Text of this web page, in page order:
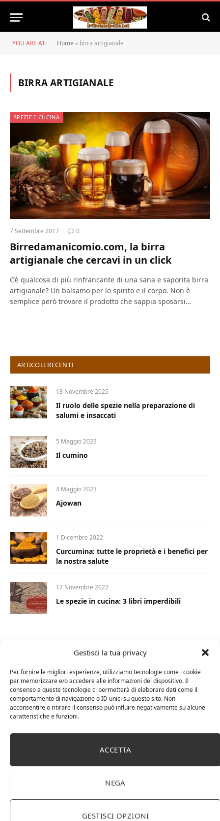
Gestisci la tua privacy
Per fornire le migliori esperienze, utilizziamo tecnologie come i cookie
per memorizzare e/o accedere alle informazioni del dispositivo. Il
consenso a queste tecnologie ci permetterà di elaborare dati come il
comportamento di navigazione o ID unici su questo sito. Non
acconsentire o ritirare il consenso può influire negativamente su alcune
caratteristiche e funzioni.
ACCETTA
NEGA
GESTISCI OPZIONI
YOU ARE AT: Home » birra artigianale
BIRRA ARTIGIANALE
SPEZIE E CUCINA
7 Settembre 2017 0
Birredamanicomio.com, la birra
artigianale che cercavi in un click
C’è qualcosa di più rinfrancante di una sana e saporita birra
artigianale? Un balsamo per lo spirito e il corpo. Non è
semplice però trovare il prodotto che sappia sposarsi…
ARTICOLI RECENTI
13 Novembre 2025
Il ruolo delle spezie nella preparazione di
salumi e insaccati
5 Maggio 2023
Il cumino
4 Maggio 2023
Ajowan
1 Dicembre 2022
Curcumina: tutte le proprietà e i benefici per
la nostra salute
17 Novembre 2022
Le spezie in cucina: 3 libri imperdibili